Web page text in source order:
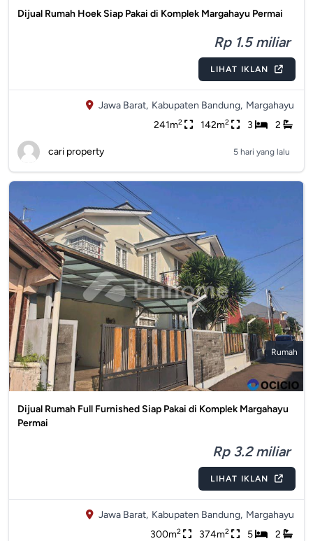
Dijual Rumah Hoek Siap Pakai di Komplek Margahayu Permai
Rp 1.5 miliar
LIHAT IKLAN
Jawa Barat, Kabupaten Bandung, Margahayu
241m2 142m2 3 2
cari property 5 hari yang lalu
Rumah
Dijual Rumah Full Furnished Siap Pakai di Komplek Margahayu
Permai
Rp 3.2 miliar
LIHAT IKLAN
Jawa Barat, Kabupaten Bandung, Margahayu
300m2 374m2 5 2